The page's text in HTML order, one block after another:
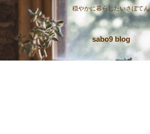
穏やかに暮らしたいさぼてん
sabo9 blog